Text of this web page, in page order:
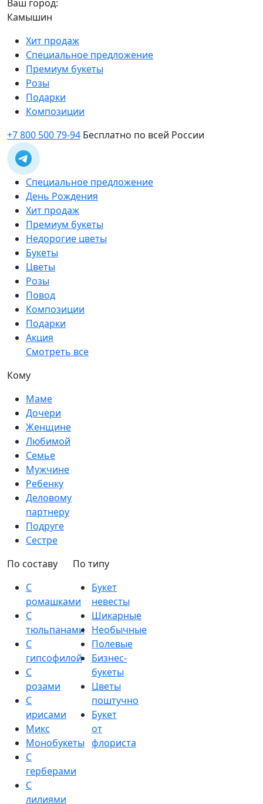
Ваш город:
Камышин
Хит продаж
Специальное предложение
Премиум букеты
Розы
Подарки
Композиции
+7 800 500 79-94 Бесплатно по всей России
Специальное предложение
День Рождения
Хит продаж
Премиум букеты
Недорогие цветы
Букеты
Цветы
Розы
Повод
Композиции
Подарки
Акция
Смотреть все
Кому
Маме
Дочери
Женщине
Любимой
Семье
Мужчине
Ребенку
Деловому
партнеру
Подруге
Сестре
По составу
С
ромашками
С
тюльпанами
С
гипсофилой
С
розами
С
ирисами
Микс
Монобукеты
С
герберами
С
лилиями
По типу
Букет
невесты
Шикарные
Необычные
Полевые
Бизнес-
букеты
Цветы
поштучно
Букет
от
флориста